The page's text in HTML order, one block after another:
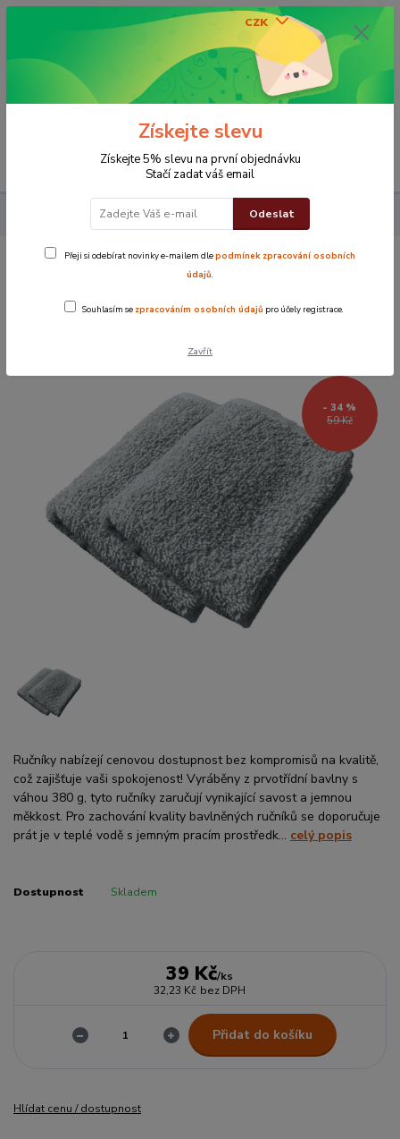
CZK
0 Kč
Dětský ručník Top 30x50 cm světle šedý
Dětský ručník Top 30x50 cm světle
59 Kč
- 34 %
Ručníky nabízejí cenovou dostupnost bez kompromisů na kvalitě,
což zajišťuje vaši spokojenost! Vyráběny z prvotřídní bavlny s
váhou 380 g, tyto ručníky zaručují vynikající savost a jemnou
měkkost. Pro zachování kvality bavlněných ručníků se doporučuje
prát je v teplé vodě s jemným pracím prostředk... celý popis
Dostupnost Skladem
39 Kč/ks
32,23 Kč bez DPH
Přidat do košíku
Hlídat cenu / dostupnost
Získejte slevu
Získejte 5% slevu na první objednávku
Stačí zadat váš email
Odeslat
Přeji si odebírat novinky e-mailem dlepodmínek zpracování osobních
údajů.
Souhlasím se zpracováním osobních údajů pro účely registrace.
Zavřít